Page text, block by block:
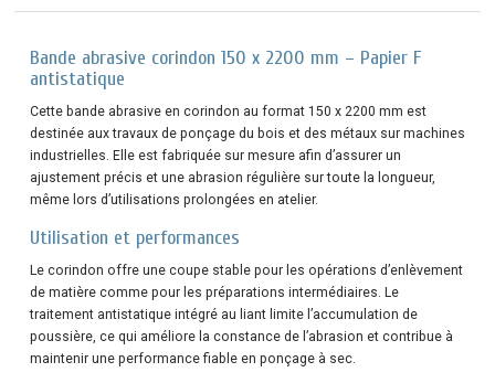
Bande abrasive corindon 150 x 2200 mm – Papier F
antistatique
Cette bande abrasive en corindon au format 150 x 2200 mm est
destinée aux travaux de ponçage du bois et des métaux sur machines
industrielles. Elle est fabriquée sur mesure afin d’assurer un
ajustement précis et une abrasion régulière sur toute la longueur,
même lors d’utilisations prolongées en atelier.
Utilisation et performances
Le corindon offre une coupe stable pour les opérations d’enlèvement
de matière comme pour les préparations intermédiaires. Le
traitement antistatique intégré au liant limite l’accumulation de
poussière, ce qui améliore la constance de l’abrasion et contribue à
maintenir une performance fiable en ponçage à sec.